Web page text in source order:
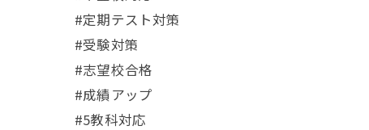
#定期テスト対策
#受験対策
#志望校合格
#成績アップ
#5教科対応